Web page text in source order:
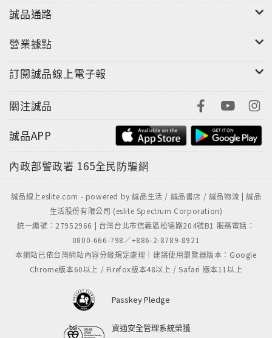
誠品通路
營業據點
訂閱誠品線上電子報
關注誠品
誠品APP
內政部警政署 165全民防騙網
誠品線上eslite.com - powered by 誠品生活 / 誠品書店 / 誠品物流 | 誠品
生活股份有限公司 (eslite Spectrum Corporation)
統一編號：27952966 | 台灣台北市信義區松德路204號B1 服務電話：
0800-666-798／+886-2-8789-8921
本網站已依台灣網站內容分級規定處理｜建議使用瀏覽器版本：Google
Chrome版本60以上 / Firefox版本48以上 / Safari 版本11以上
Passkey Pledge
資通安全管理系統榮獲